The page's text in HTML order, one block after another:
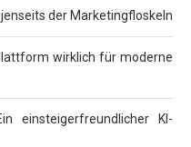
der Marketingfloskeln
wirklich für moderne
einsteigerfreundlicher KI-